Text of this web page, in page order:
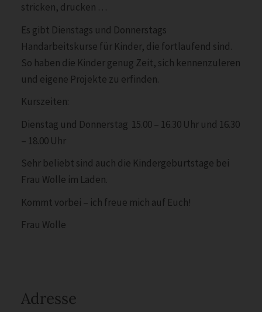
stricken, drucken …
Es gibt Dienstags und Donnerstags
Handarbeitskurse für Kinder, die fortlaufend sind.
So haben die Kinder genug Zeit, sich kennenzuleren
und eigene Projekte zu erfinden.
Kurszeiten:
Dienstag und Donnerstag 15.00 – 16.30 Uhr und 16.30
– 18.00 Uhr
Sehr beliebt sind auch die Kindergeburtstage bei
Frau Wolle im Laden.
Kommt vorbei – ich freue mich auf Euch!
Frau Wolle
Adresse